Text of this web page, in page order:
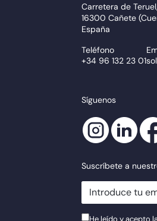
Carretera de
16300 Cañete
España
Teléfono
+34 96 132 23 01
Síguenos
Suscríbete a
newsletter.suscribe
He leído y acepto